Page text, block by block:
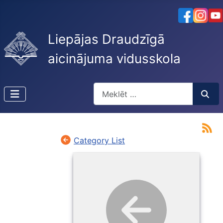
Liepājas Draudzīgā
aicinājuma vidusskola
Type 2 or more characters for
Category List